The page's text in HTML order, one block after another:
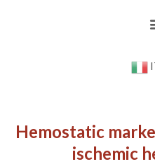
Hemostatic
ischemic